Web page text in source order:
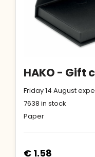
HAKO - Gift
Friday 14 August
7638 in stock
Paper
€ 1.58